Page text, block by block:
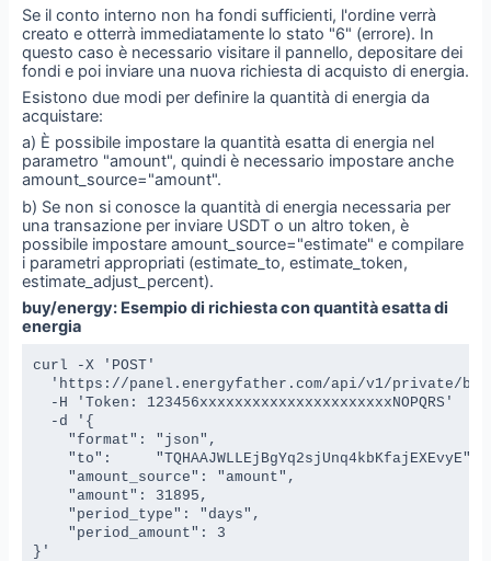
Se il conto interno non ha fondi sufficienti, l'ordine verrà
creato e otterrà immediatamente lo stato "6" (errore). In
questo caso è necessario visitare il pannello, depositare dei
fondi e poi inviare una nuova richiesta di acquisto di energia.
Esistono due modi per definire la quantità di energia da
acquistare:
a) È possibile impostare la quantità esatta di energia nel
parametro "amount", quindi è necessario impostare anche
amount_source="amount".
b) Se non si conosce la quantità di energia necessaria per
una transazione per inviare USDT o un altro token, è
possibile impostare amount_source="estimate" e compilare
i parametri appropriati (estimate_to, estimate_token,
estimate_adjust_percent).
buy/energy: Esempio di richiesta con quantità esatta di
energia
curl -X 'POST'
'https://panel.energyfather.com/api/v1/private/
  -H 'Token: 123456xxxxxxxxxxxxxxxxxxxxxxNOPQRS'
  -d '{
    "format": "json",
    "to":     "TQHAAJWLLEjBgYq2sjUnq4kbKfajEXEvyE",
    "amount_source": "amount",
    "amount": 31895,
    "period_type": "days",
    "period_amount": 3
}'